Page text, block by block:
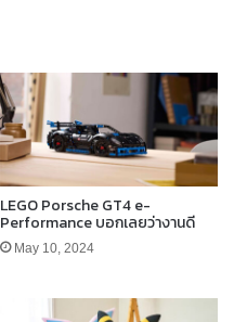
LEGO Porsche GT4 e-
Performance บอกเลยว่างานดี
May 10, 2024